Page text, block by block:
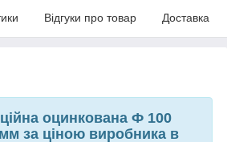
Відгуки про товар Доставка
оцинкована Ф 100
за ціною виробника в